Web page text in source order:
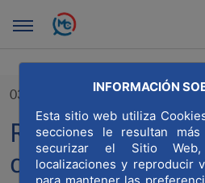
Saltar al contenido principal
INFORMACIÓN
Esta sitio web utiliza
secciones le resultan
securizar el Sitio Web,
localizaciones y reproducir
para mantener las
03/05/2023
Reunión de
diversas